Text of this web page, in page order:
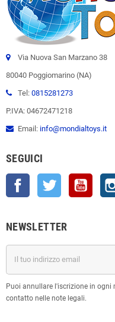
Via Nuova San Marzano 38
80040 Poggiomarino (NA)
Tel: 0815281273
P.IVA: 04672471218
Email: info@mondialtoys.it
SEGUICI
Facebook Twitter
NEWSLETTER
Puoi annullare l'iscrizione in ogni
contatto nelle note legali.